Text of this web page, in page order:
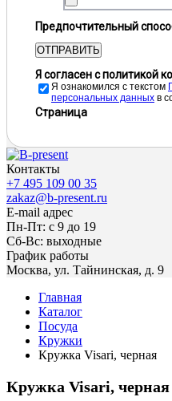
Предпочтительный
ОТПРАВИТЬ
Я согласен с политикой
Я ознакомился с текстом
персональных данных в
Страница
Контакты
+7 495 109 00 35
zakaz@b-present.ru
E-mail адрес
Пн-Пт: с 9 до 19
Сб-Вс: выходные
График работы
Москва, ул. Тайнинская, д. 9
Главная
Каталог
Посуда
Кружки
Кружка Visari, черная
Кружка Visari, черная